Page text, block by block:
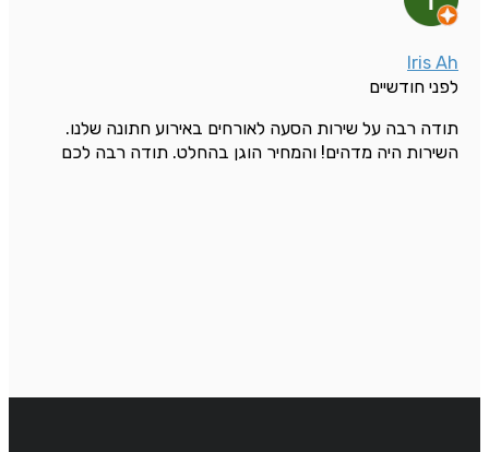
Iris Ah
לפני חודשיים
תודה רבה על שירות הסעה לאורחים באירוע חתונה שלנו.
השירות היה מדהים! והמחיר הוגן בהחלט. תודה רבה לכם